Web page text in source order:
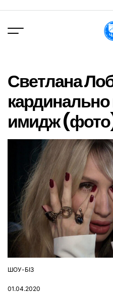
вмісту
Светлана
имидж
ОПУБЛІКУВАТИ
ШОУ-БІЗ
01.04.2020